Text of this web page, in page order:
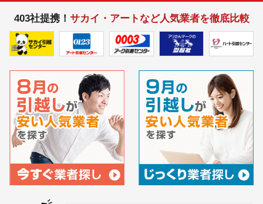
403社提携！ サカイ・アートなど人気業者を徹底比較